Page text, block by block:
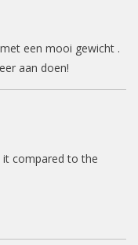
een mooi gewicht .
aan doen!
it compared to the